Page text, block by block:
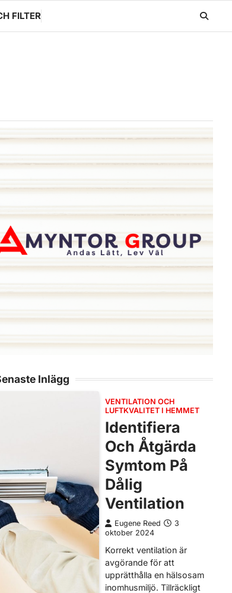
FILTER
Inlägg
VENTILATION OCH
LUFTKVALITET I HEMMET
Identifiera
Och Åtgärda
Symtom På
Dålig
Ventilation
Eugene Reed
3
oktober 2024
Korrekt ventilation är
avgörande för att
upprätthålla en hälsosam
inomhusmiljö. Tillräckligt